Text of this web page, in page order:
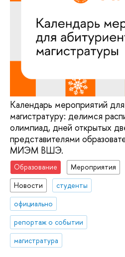
Календарь мероприятий
магистратуру: делимся
олимпиад, дней открытых
представителями
МИЭМ ВШЭ.
Образование
Мероприятия
Новости
студенты
официально
репортаж о событии
магистратура